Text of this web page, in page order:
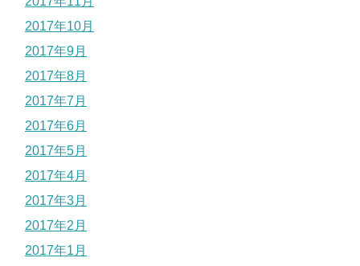
2017年10月
2017年9月
2017年8月
2017年7月
2017年6月
2017年5月
2017年4月
2017年3月
2017年2月
2017年1月